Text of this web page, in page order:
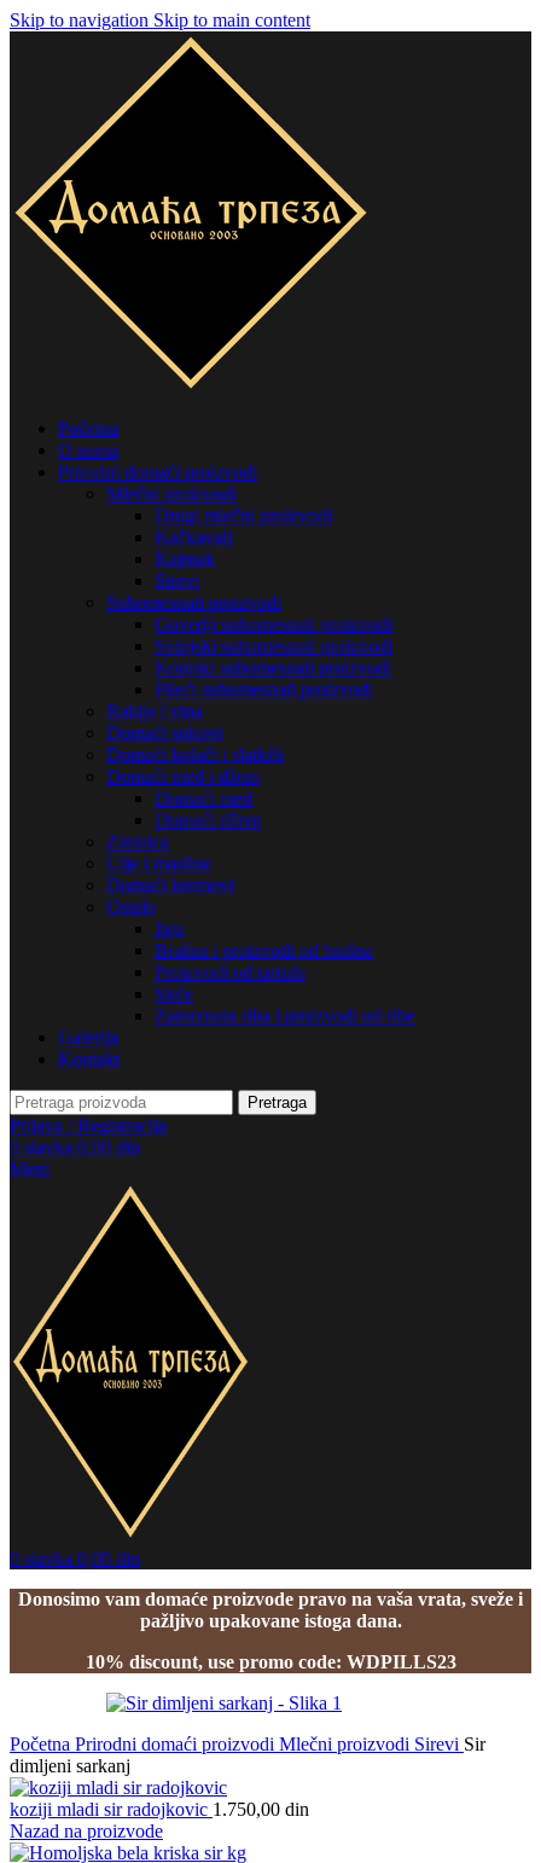
Skip to navigation Skip to main content
Početna
O nama
Prirodni domaći proizvodi
Mlečni proizvodi
Drugi mlečni proizvodi
Kačkavalj
Kajmak
Sirevi
Suhomesnati proizvodi
Govedji suhomesnati proizvodi
Svinjski suhomesnati proizvodi
Konjski suhomesnati proizvodi
Pileći suhomesnati proizvodi
Rakije i vina
Domaći sokovi
Domaći kolači i slatkiši
Domaći med i džem
Domaći med
Domaći džem
Zimnica
Ulje i masline
Domaći kremovi
Ostalo
Jaja
Brašna i proizvodi od brašna
Proizvodi od tartufa
Sirće
Zamrznuta riba i proizvodi od ribe
Galerija
Kontakt
Pretraga
Prijava / Registracija
0 stavka 0,00 din
Meni
0 stavka 0,00 din
Donosimo vam domaće proizvode pravo na vaša vrata, sveže i
pažljivo upakovane istoga dana.
10% discount, use promo code: WDPILLS23
Početna Prirodni domaći proizvodi Mlečni proizvodi Sirevi Sir
dimljeni sarkanj
koziji mladi sir radojkovic 1.750,00 din
Nazad na proizvode